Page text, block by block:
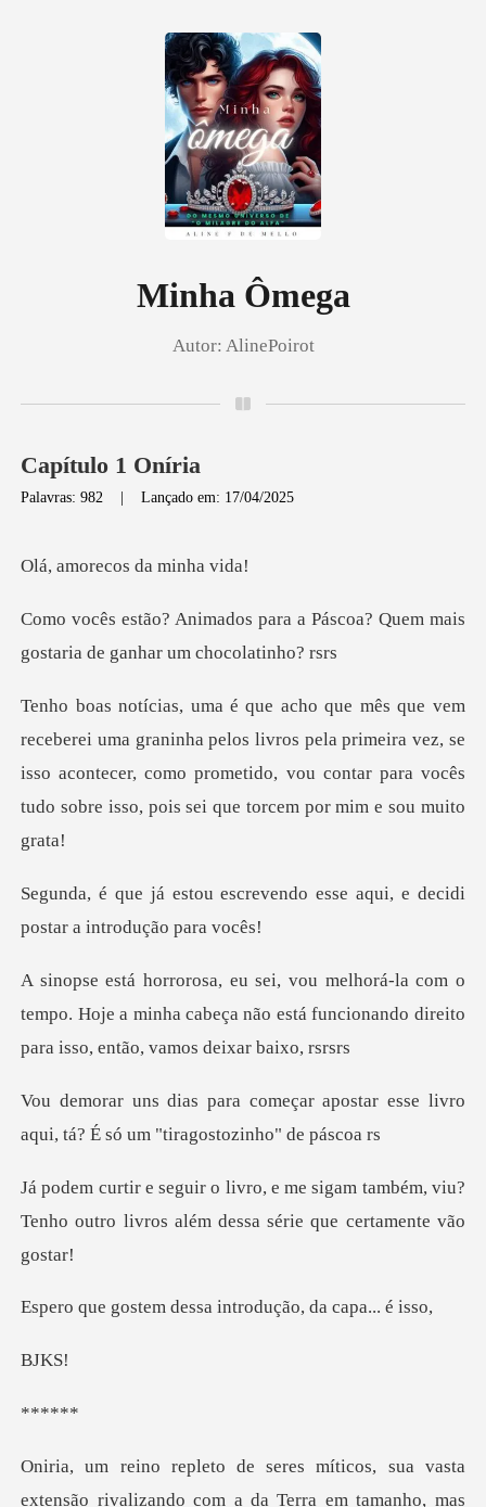
HistóricoMinha Ômega
Autor: AlinePoirot
Capítulo 1 Oníria
Palavras: 982 |Lançado em: 17/04/2025
ecos da m
a a Páscoa? Quem mais
gostaria
pelos livros pela primeira vez, se
isso acontecer, como prometido, vou cont
vendo esse aqui, e decidi
pos
o
tempo. Hoje a minha cabeça não está funcionando d
apostar esse livro
aqui, tá? É só
sigam também, viu?
Tenho outro livros al
dessa introdução,
J
**